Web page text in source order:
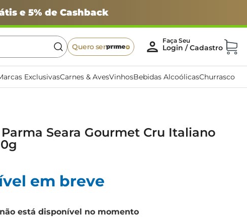
e 5% de Cashback
Quero ser
ExclusivasCarnes & AvesVinhosBebidas AlcoólicasChurrasco
Seara Gourmet Cru Italiano
em breve
está disponível no momento